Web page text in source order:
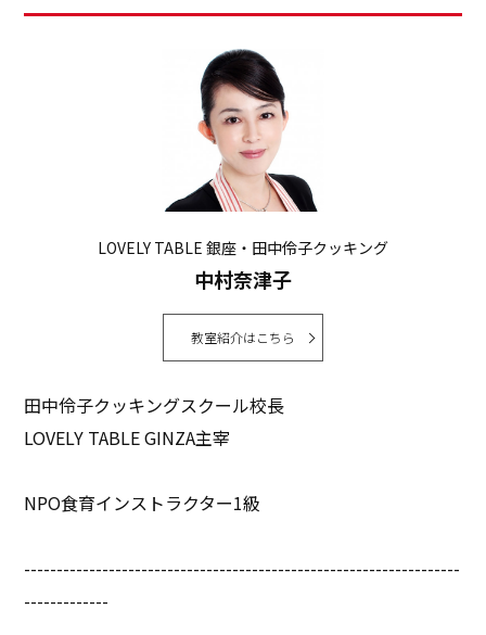
LOVELY TABLE 銀座・田中伶子クッキング
中村奈津子
教室紹介はこちら
田中伶子クッキングスクール校長
LOVELY TABLE GINZA主宰
NPO食育インストラクター1級
-------------------------------------------------------------------
-------------